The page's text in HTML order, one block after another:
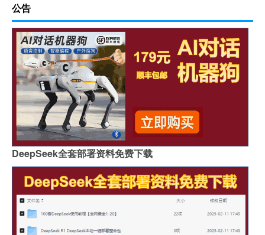
公告
DeepSeek全套部署资料免费下载